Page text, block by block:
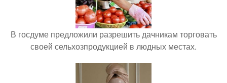
В госдуме предложили разрешить дачникам торговать
своей сельхозпродукцией в людных местах.